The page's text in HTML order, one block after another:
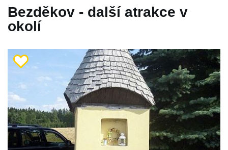
Bezděkov - další atrakce v
okolí